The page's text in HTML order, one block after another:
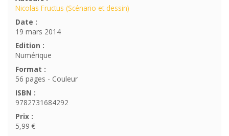
Nicolas Fructus (Scénario et dessin)
Date :
19 mars 2014
Edition :
Numérique
Format :
56 pages - Couleur
ISBN :
9782731684292
Prix :
5,99 €